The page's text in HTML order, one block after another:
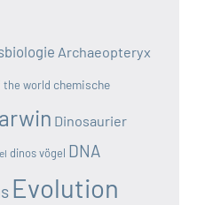
Archaeopteryx
the world chemische
Dinosaurier
dinos vögel DNA
Evolution